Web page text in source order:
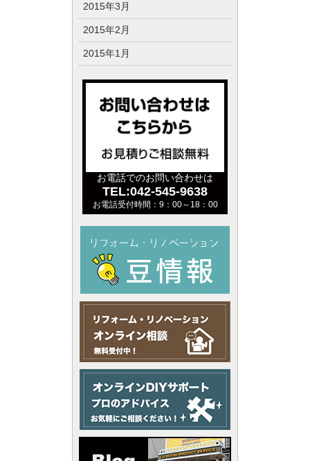
2015年3月
2015年2月
2015年1月
お電話でのお問い合わせは
TEL:042-545-9638
お電話受付時間：9：00～18：00